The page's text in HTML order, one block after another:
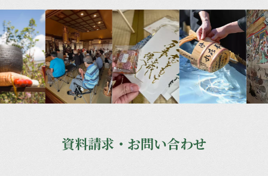
資料請求・お問い合わせ